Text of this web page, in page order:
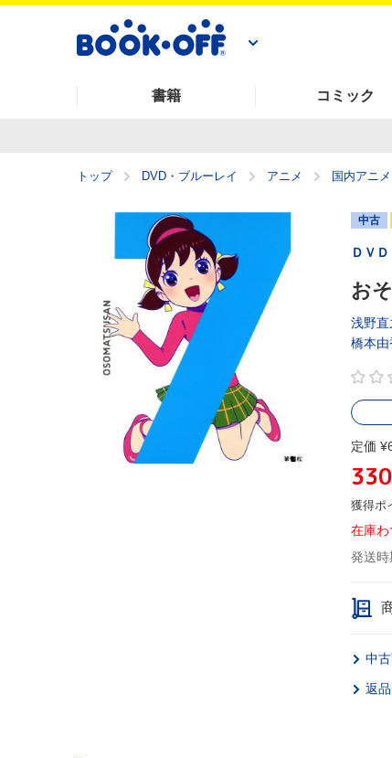
書籍 コミック
トップ DVD・ブルーレイ アニメ 国内アニメ
中古
ＤＶＤ
お
浅野直
橋本由
定価
330
獲得ポ
在庫わ
発送
中
返